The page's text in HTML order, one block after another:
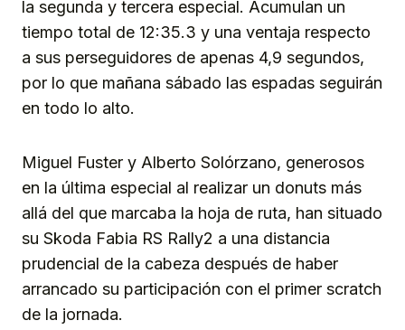
la segunda y tercera especial. Acumulan un
tiempo total de 12:35.3 y una ventaja respecto
a sus perseguidores de apenas 4,9 segundos,
por lo que mañana sábado las espadas seguirán
en todo lo alto.
Miguel Fuster y Alberto Solórzano, generosos
en la última especial al realizar un donuts más
allá del que marcaba la hoja de ruta, han situado
su Skoda Fabia RS Rally2 a una distancia
prudencial de la cabeza después de haber
arrancado su participación con el primer scratch
de la jornada.